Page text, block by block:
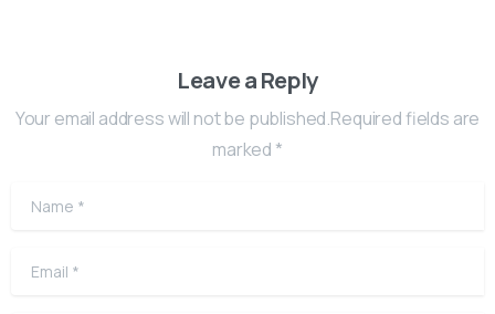
Leave a Reply
Your email address will not be published.Required fields are
marked *
Name
Email